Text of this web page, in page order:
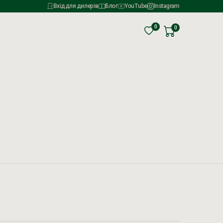
Вхід для дилерів Блог YouTube Instagram
0 0